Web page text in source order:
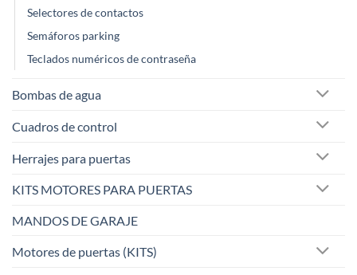
Selectores de contactos
Semáforos parking
Teclados numéricos de contraseña
Bombas de agua
Cuadros de control
Herrajes para puertas
KITS MOTORES PARA PUERTAS
MANDOS DE GARAJE
Motores de puertas (KITS)